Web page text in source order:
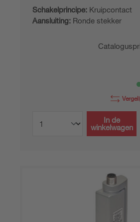
Schakelprincipe: Kruipcontact
Aansluiting: Ronde stekker
In de
winkelwagen